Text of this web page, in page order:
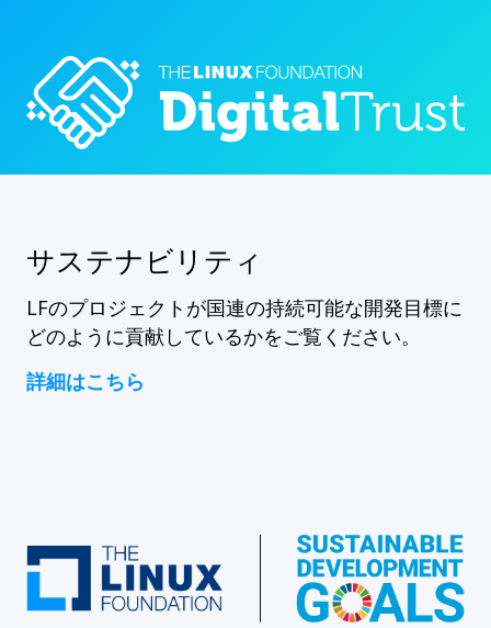
サステナビリティ
LFのプロジェクトが国連の持続可能な開発目標に
どのように貢献しているかをご覧ください。
詳細はこちら